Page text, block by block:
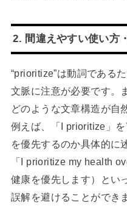
2. 間違えやすい使い方
“prioritize”は動詞である
文脈に注意が必要です。
どのような文章構造が自
例えば、「I prioritize」
を優先するのか具体的に
「I prioritize my health
健康を優先します）とい
誤解を避けることができ